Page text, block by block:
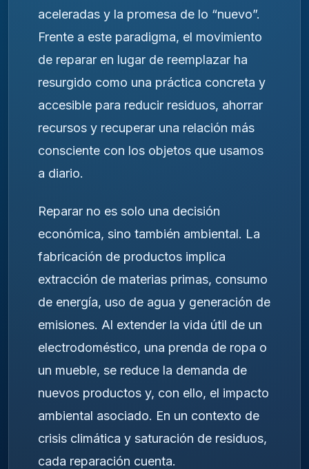
aceleradas y la promesa de lo “nuevo”.
Frente a este paradigma, el movimiento
de reparar en lugar de reemplazar ha
resurgido como una práctica concreta y
accesible para reducir residuos, ahorrar
recursos y recuperar una relación más
consciente con los objetos que usamos
a diario.
Reparar no es solo una decisión
económica, sino también ambiental. La
fabricación de productos implica
extracción de materias primas, consumo
de energía, uso de agua y generación de
emisiones. Al extender la vida útil de un
electrodoméstico, una prenda de ropa o
un mueble, se reduce la demanda de
nuevos productos y, con ello, el impacto
ambiental asociado. En un contexto de
crisis climática y saturación de residuos,
cada reparación cuenta.